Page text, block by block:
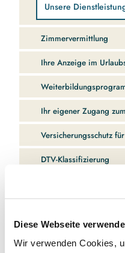
Diese Webseite
Wir verwenden Cookies,
Unsere
Zimmervermittlung
Ihre Anzeige im
Ihr eigener Zugang
Versicherungsschutz
DTV-Klassifizierung
Ferienobjekten